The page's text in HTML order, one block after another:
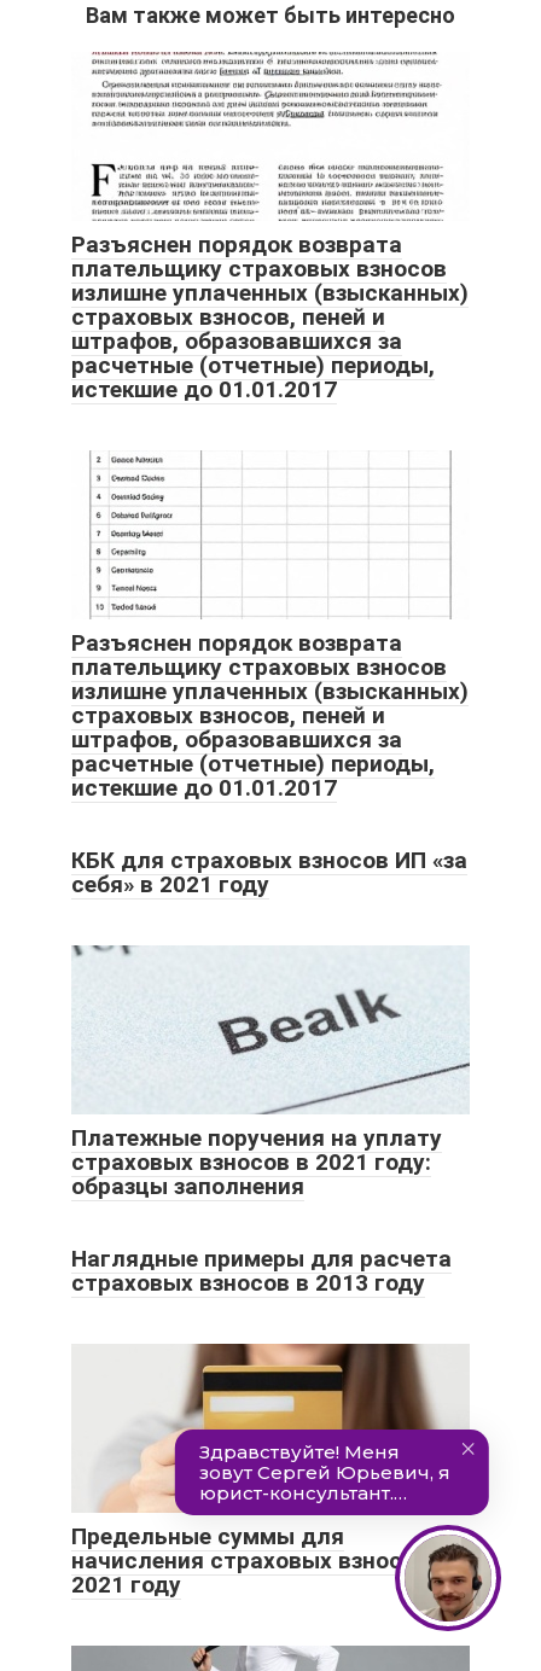
Вам также может быть интересно
Разъяснен порядок возврата
плательщику страховых взносов
излишне уплаченных (взысканных)
страховых взносов, пеней и
штрафов, образовавшихся за
расчетные (отчетные) периоды,
истекшие до 01.01.2017
Разъяснен порядок возврата
плательщику страховых взносов
излишне уплаченных (взысканных)
страховых взносов, пеней и
штрафов, образовавшихся за
расчетные (отчетные) периоды,
истекшие до 01.01.2017
КБК для страховых взносов ИП «за
себя» в 2021 году
Платежные поручения на уплату
страховых взносов в 2021 году:
образцы заполнения
Наглядные примеры для расчета
страховых взносов в 2013 году
Предельные суммы для
начисления страховых взносов в
2021 году